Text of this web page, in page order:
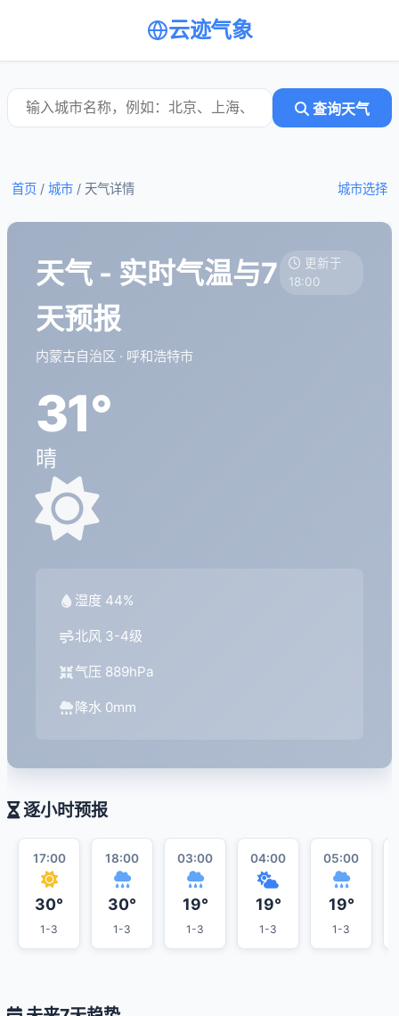
云迹气象
查询天气
城市选择
首页 / 城市 / 天气详情
天气 - 实时气温与7
天预报
内蒙古自治区 · 呼和浩特市
更新于
18:00
31°
晴
湿度 44%
北风 3-4级
气压 889hPa
降水 0mm
逐小时预报
17:00
30°
1-3
18:00
30°
1-3
03:00
19°
1-3
04:00
19°
1-3
05:00
19°
1-3